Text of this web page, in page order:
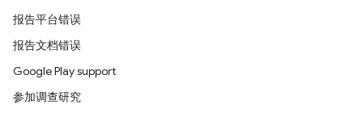
报告平台错误
报告文档错误
Google Play support
参加调查研究